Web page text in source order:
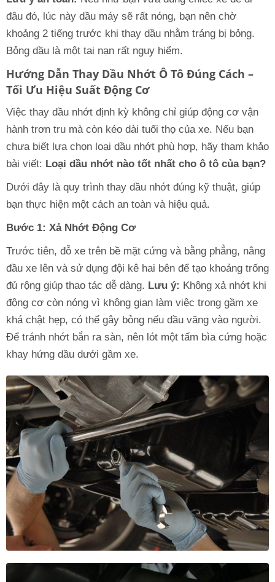
đâu đó, lúc này dầu máy sẽ rất nóng, bạn nên chờ
khoảng 2 tiếng trước khi thay dầu nhằm tráng bị bỏng.
Bỏng dầu là một tai nạn rất nguy hiểm.
Hướng Dẫn Thay Dầu Nhớt Ô Tô Đúng Cách –
Tối Ưu Hiệu Suất Động Cơ
Việc thay dầu nhớt định kỳ không chỉ giúp động cơ vận
hành trơn tru mà còn kéo dài tuổi thọ của xe. Nếu bạn
chưa biết lựa chọn loại dầu nhớt phù hợp, hãy tham khảo
bài viết: Loại dầu nhớt nào tốt nhất cho ô tô của bạn?
Dưới đây là quy trình thay dầu nhớt đúng kỹ thuật, giúp
bạn thực hiện một cách an toàn và hiệu quả.
Bước 1: Xả Nhớt Động Cơ
Trước tiên, đỗ xe trên bề mặt cứng và bằng phẳng, nâng
đầu xe lên và sử dụng đội kê hai bên để tạo khoảng trống
đủ rộng giúp thao tác dễ dàng. Lưu ý: Không xả nhớt khi
động cơ còn nóng vì không gian làm việc trong gầm xe
khá chật hẹp, có thể gây bỏng nếu dầu văng vào người.
Để tránh nhớt bắn ra sàn, nên lót một tấm bìa cứng hoặc
khay hứng dầu dưới gầm xe.